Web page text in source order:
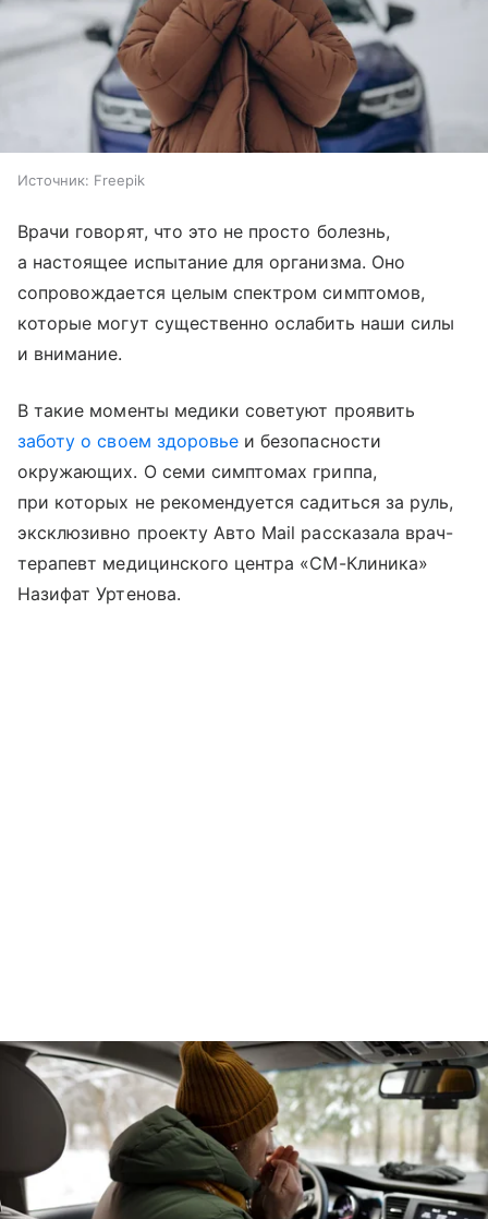
Источник: Freepik
Врачи говорят, что это не просто болезнь,
а настоящее испытание для организма. Оно
сопровождается целым спектром симптомов,
которые могут существенно ослабить наши силы
и внимание.
В такие моменты медики советуют проявить
заботу о своем здоровье и безопасности
окружающих. О семи симптомах гриппа,
при которых не рекомендуется садиться за руль,
эксклюзивно проекту Авто Mail рассказала врач-
терапевт медицинского центра «СМ-Клиника»
Назифат Уртенова.